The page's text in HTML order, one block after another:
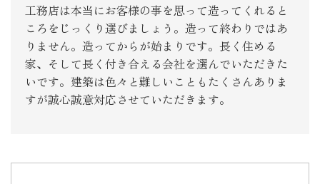
工務店は本当にお客様の事を思って造ってくれると
ころをじっくり選びましょう。造って終わりではあ
りません。造ってからが始まりです。長く住める
家、そして長く付き合える会社を選んでいただきた
いです。建築は色々と難しいこともたくさんありま
すが誠心誠意対応させていただきます。